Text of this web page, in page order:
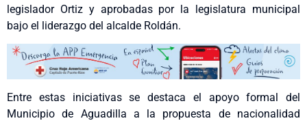
legislador Ortiz y aprobadas por la legislatura municipal
bajo el liderazgo del alcalde Roldán.
Entre estas iniciativas se destaca el apoyo formal del
Municipio de Aguadilla a la propuesta de nacionalidad